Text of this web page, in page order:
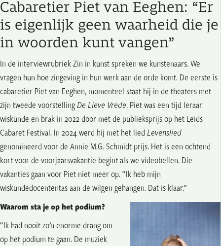
Cabaretier Piet van Eeghen: “Er
is eigenlijk geen waarheid die je
in woorden kunt vangen”
In de interviewrubriek Zin in kunst spreken we kunstenaars. We
vragen hun hoe zingeving in hun werk aan de orde komt. De eerste is
cabaretier Piet van Eeghen, momenteel staat hij in de theaters met
zijn tweede voorstellingDe Lieve Vrede. Piet was een tijd leraar
wiskunde en brak in 2022 door met de publieksprijs op het Leids
Cabaret Festival. In 2024 werd hij met het lied Levenslied
genomineerd voor de Annie M.G. Schmidt prijs. Het is een ochtend
kort voor de voorjaarsvakantie begint als we videobellen. Die
vakanties gaan voor Piet niet meer op. “Ik heb mijn
wiskundedocententas aan de wilgen gehangen. Dat is klaar.”
Waarom sta je op het podium?
“Ik had nooit zo’n enorme drang om
op het podium te gaan. De muziek